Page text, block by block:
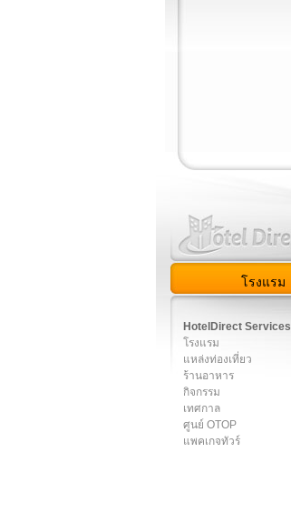
โรงแรม
HotelDirect Services
โรงแรม
แหล่งท่องเที่ยว
ร้านอาหาร
กิจกรรม
เทศกาล
ศูนย์ OTOP
แพคเกจทัวร์